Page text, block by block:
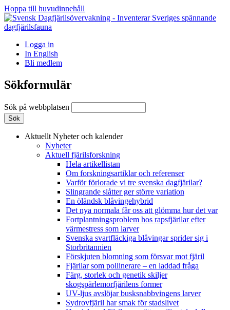
Hoppa till huvudinnehåll
Logga in
In English
Bli medlem
Sökformulär
Sök på webbplatsen
Aktuellt Nyheter och kalender
Nyheter
Aktuell fjärilsforskning
Hela artikellistan
Om forskningsartiklar och referenser
Varför förlorade vi tre svenska dagfjärilar?
Slingrande slåtter ger större variation
En öländsk blåvingehybrid
Det nya normala får oss att glömma hur det var
Fortplantningsproblem hos rapsfjärilar efter
värmestress som larver
Svenska svartfläckiga blåvingar sprider sig i
Storbritannien
Förskjuten blomning som försvar mot fjäril
Fjärilar som pollinerare – en laddad fråga
Färg, storlek och genetik skiljer
skogspärlemorfjärilens former
UV-ljus avslöjar busksnabbvingens larver
Sydrovfjäril har smak för stadslivet